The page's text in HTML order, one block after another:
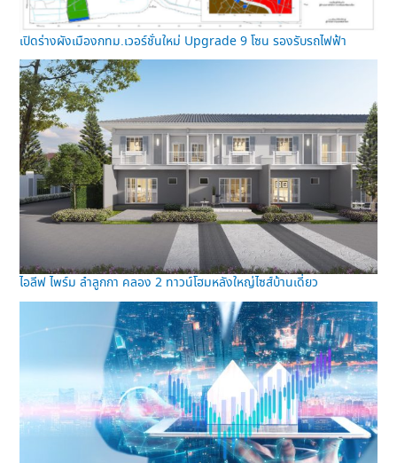
เปิดร่างผังเมืองกทม.เวอร์ชั่นใหม่ Upgrade 9 โซน รองรับรถไฟฟ้า
ไอลีฟ ไพร์ม ลำลูกกา คลอง 2 ทาวน์โฮมหลังใหญ่ไซส์บ้านเดี่ยว